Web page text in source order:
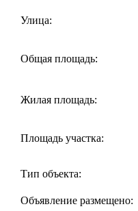
Улица:
Общая площадь:
Жилая площадь:
Площадь участка:
Тип объекта:
Объявление размещено: